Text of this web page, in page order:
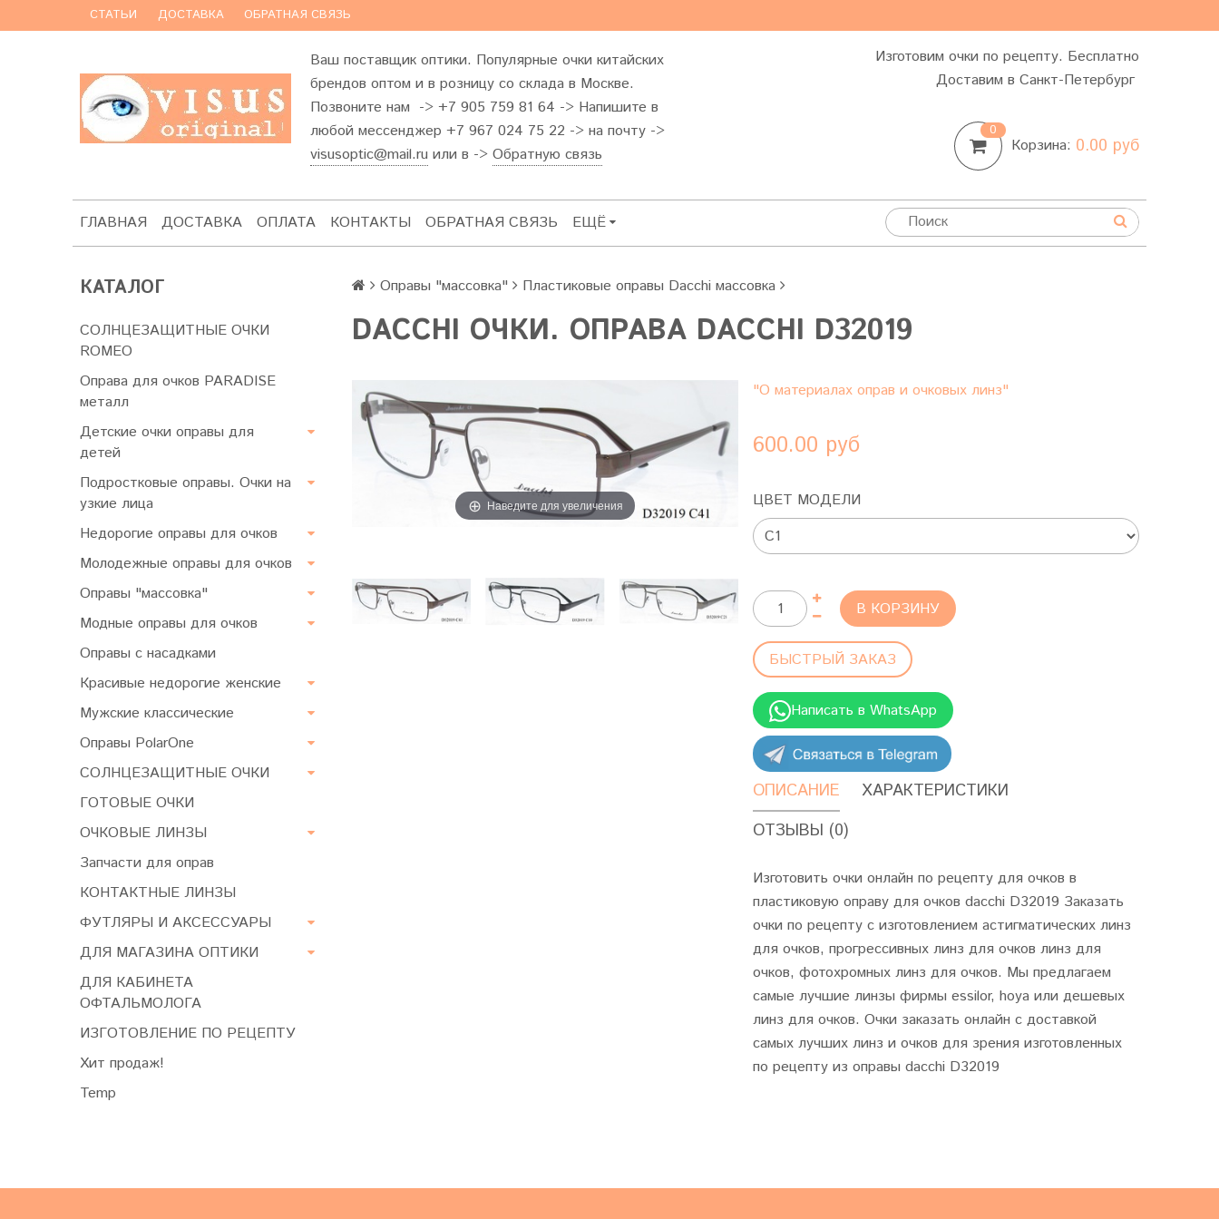
СТАТЬИ ДОСТАВКА ОБРАТНАЯ СВЯЗЬ
Ваш поставщик оптики. Популярные очки китайских
брендов оптом и в розницу со склада в Москве.
Позвоните нам -> +7 905 759 81 64 -> Напишите в
любой мессенджер +7 967 024 75 22 -> на почту ->
visusoptic@mail.ru или в -> Обратную связь
Изготовим очки по рецепту. Бесплатно
Доставим в Санкт-Петербург
0
Корзина: 0.00 руб
ГЛАВНАЯ ДОСТАВКА ОПЛАТА КОНТАКТЫ ОБРАТНАЯ СВЯЗЬ ЕЩЁ
КАТАЛОГ
СОЛНЦЕЗАЩИТНЫЕ ОЧКИ
ROMEO
Оправа для очков PARADISE
металл
Детские очки оправы для
детей
Подростковые оправы. Очки на
узкие лица
Недорогие оправы для очков
Молодежные оправы для очков
Оправы "массовка"
Модные оправы для очков
Оправы с насадками
Красивые недорогие женские
Мужские классические
Оправы PolarOne
СОЛНЦЕЗАЩИТНЫЕ ОЧКИ
ГОТОВЫЕ ОЧКИ
ОЧКОВЫЕ ЛИНЗЫ
Запчасти для оправ
КОНТАКТНЫЕ ЛИНЗЫ
ФУТЛЯРЫ И АКСЕССУАРЫ
ДЛЯ МАГАЗИНА ОПТИКИ
ДЛЯ КАБИНЕТА
ОФТАЛЬМОЛОГА
ИЗГОТОВЛЕНИЕ ПО РЕЦЕПТУ
Хит продаж!
Temp
Оправы "массовка" Пластиковые оправы Dacchi массовка
DACCHI ОЧКИ. ОПРАВА DACCHI D32019
Наведите для увеличения
"О материалах оправ и очковых линз"
600.00 руб
ЦВЕТ МОДЕЛИ
В КОРЗИНУ
БЫСТРЫЙ ЗАКАЗ
Написать в WhatsApp
ОПИСАНИЕ
ХАРАКТЕРИСТИКИ
ОТЗЫВЫ (0)
Изготовить очки онлайн по рецепту для очков в
пластиковую оправу для очков dacchi D32019 Заказать
очки по рецепту с изготовлением астигматических линз
для очков, прогрессивных линз для очков линз для
очков, фотохромных линз для очков. Мы предлагаем
самые лучшие линзы фирмы essilor, hoya или дешевых
линз для очков. Очки заказать онлайн с доставкой
самых лучших линз и очков для зрения изготовленных
по рецепту из оправы dacchi D32019